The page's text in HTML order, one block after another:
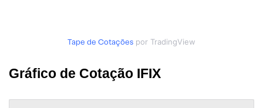
Tape de Cotações por TradingView
Gráfico de Cotação IFIX